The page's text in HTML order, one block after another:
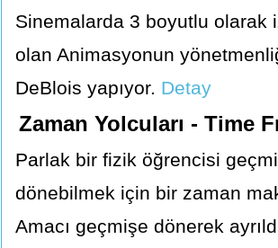
Sinemalarda 3 boyutlu olarak
olan Animasyonun
DeBlois yapıyor. Detay
Zaman Yolcuları - Time
Parlak bir fizik öğrencisi
dönebilmek için bir zaman
Amacı geçmişe dönerek